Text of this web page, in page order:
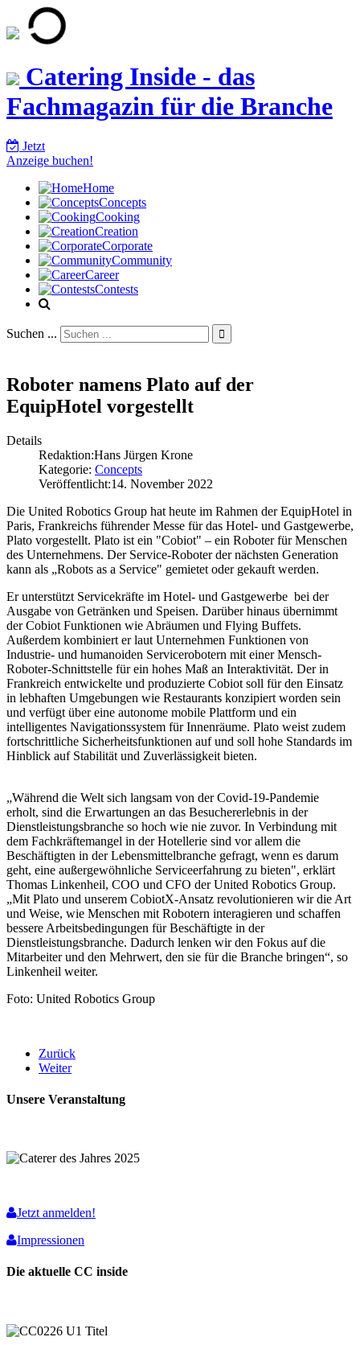
Catering Inside - das
Fachmagazin für die Branche
Jetzt
Anzeige buchen!
Home
Concepts
Cooking
Creation
Corporate
Community
Career
Contests
Suchen ... 
Roboter namens Plato auf der
EquipHotel vorgestellt
Details
Redaktion:Hans Jürgen Krone
Kategorie: Concepts
Veröffentlicht:14. November 2022
Die United Robotics Group hat heute im Rahmen der EquipHotel in
Paris, Frankreichs führender Messe für das Hotel- und Gastgewerbe,
Plato vorgestellt. Plato ist ein "Cobiot" – ein Roboter für Menschen
des Unternehmens. Der Service-Roboter der nächsten Generation
kann als „Robots as a Service" gemietet oder gekauft werden.
Er unterstützt Servicekräfte im Hotel- und Gastgewerbe bei der
Ausgabe von Getränken und Speisen. Darüber hinaus übernimmt
der Cobiot Funktionen wie Abräumen und Flying Buffets.
Außerdem kombiniert er laut Unternehmen Funktionen von
Industrie- und humanoiden Servicerobotern mit einer Mensch-
Roboter-Schnittstelle für ein hohes Maß an Interaktivität. Der in
Frankreich entwickelte und produzierte Cobiot soll für den Einsatz
in lebhaften Umgebungen wie Restaurants konzipiert worden sein
und verfügt über eine autonome mobile Plattform und ein
intelligentes Navigationssystem für Innenräume. Plato weist zudem
fortschrittliche Sicherheitsfunktionen auf und soll hohe Standards im
Hinblick auf Stabilität und Zuverlässigkeit bieten.
„Während die Welt sich langsam von der Covid-19-Pandemie
erholt, sind die Erwartungen an das Besuchererlebnis in der
Dienstleistungsbranche so hoch wie nie zuvor. In Verbindung mit
dem Fachkräftemangel in der Hotellerie sind vor allem die
Beschäftigten in der Lebensmittelbranche gefragt, wenn es darum
geht, eine außergewöhnliche Serviceerfahrung zu bieten", erklärt
Thomas Linkenheil, COO und CFO der United Robotics Group.
„Mit Plato und unserem CobiotX-Ansatz revolutionieren wir die Art
und Weise, wie Menschen mit Robotern interagieren und schaffen
bessere Arbeitsbedingungen für Beschäftigte in der
Dienstleistungsbranche. Dadurch lenken wir den Fokus auf die
Mitarbeiter und den Mehrwert, den sie für die Branche bringen“, so
Linkenheil weiter.
Foto: United Robotics Group
Zurück
Weiter
Unsere Veranstaltung
Jetzt anmelden!
Impressionen
Die aktuelle CC inside